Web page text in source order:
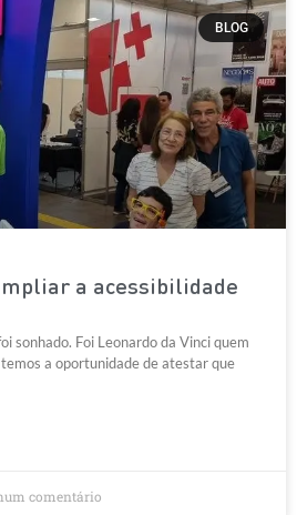
BLOG
a acessibilidade
sonhado. Foi Leonardo da Vinci quem
a oportunidade de atestar que
comentário